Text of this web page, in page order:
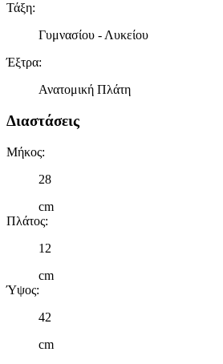
Τάξη:
Γυμνασίου - Λυκείου
Έξτρα:
Ανατομική Πλάτη
Διαστάσεις
Μήκος:
28
cm
Πλάτος:
12
cm
Ύψος:
42
cm